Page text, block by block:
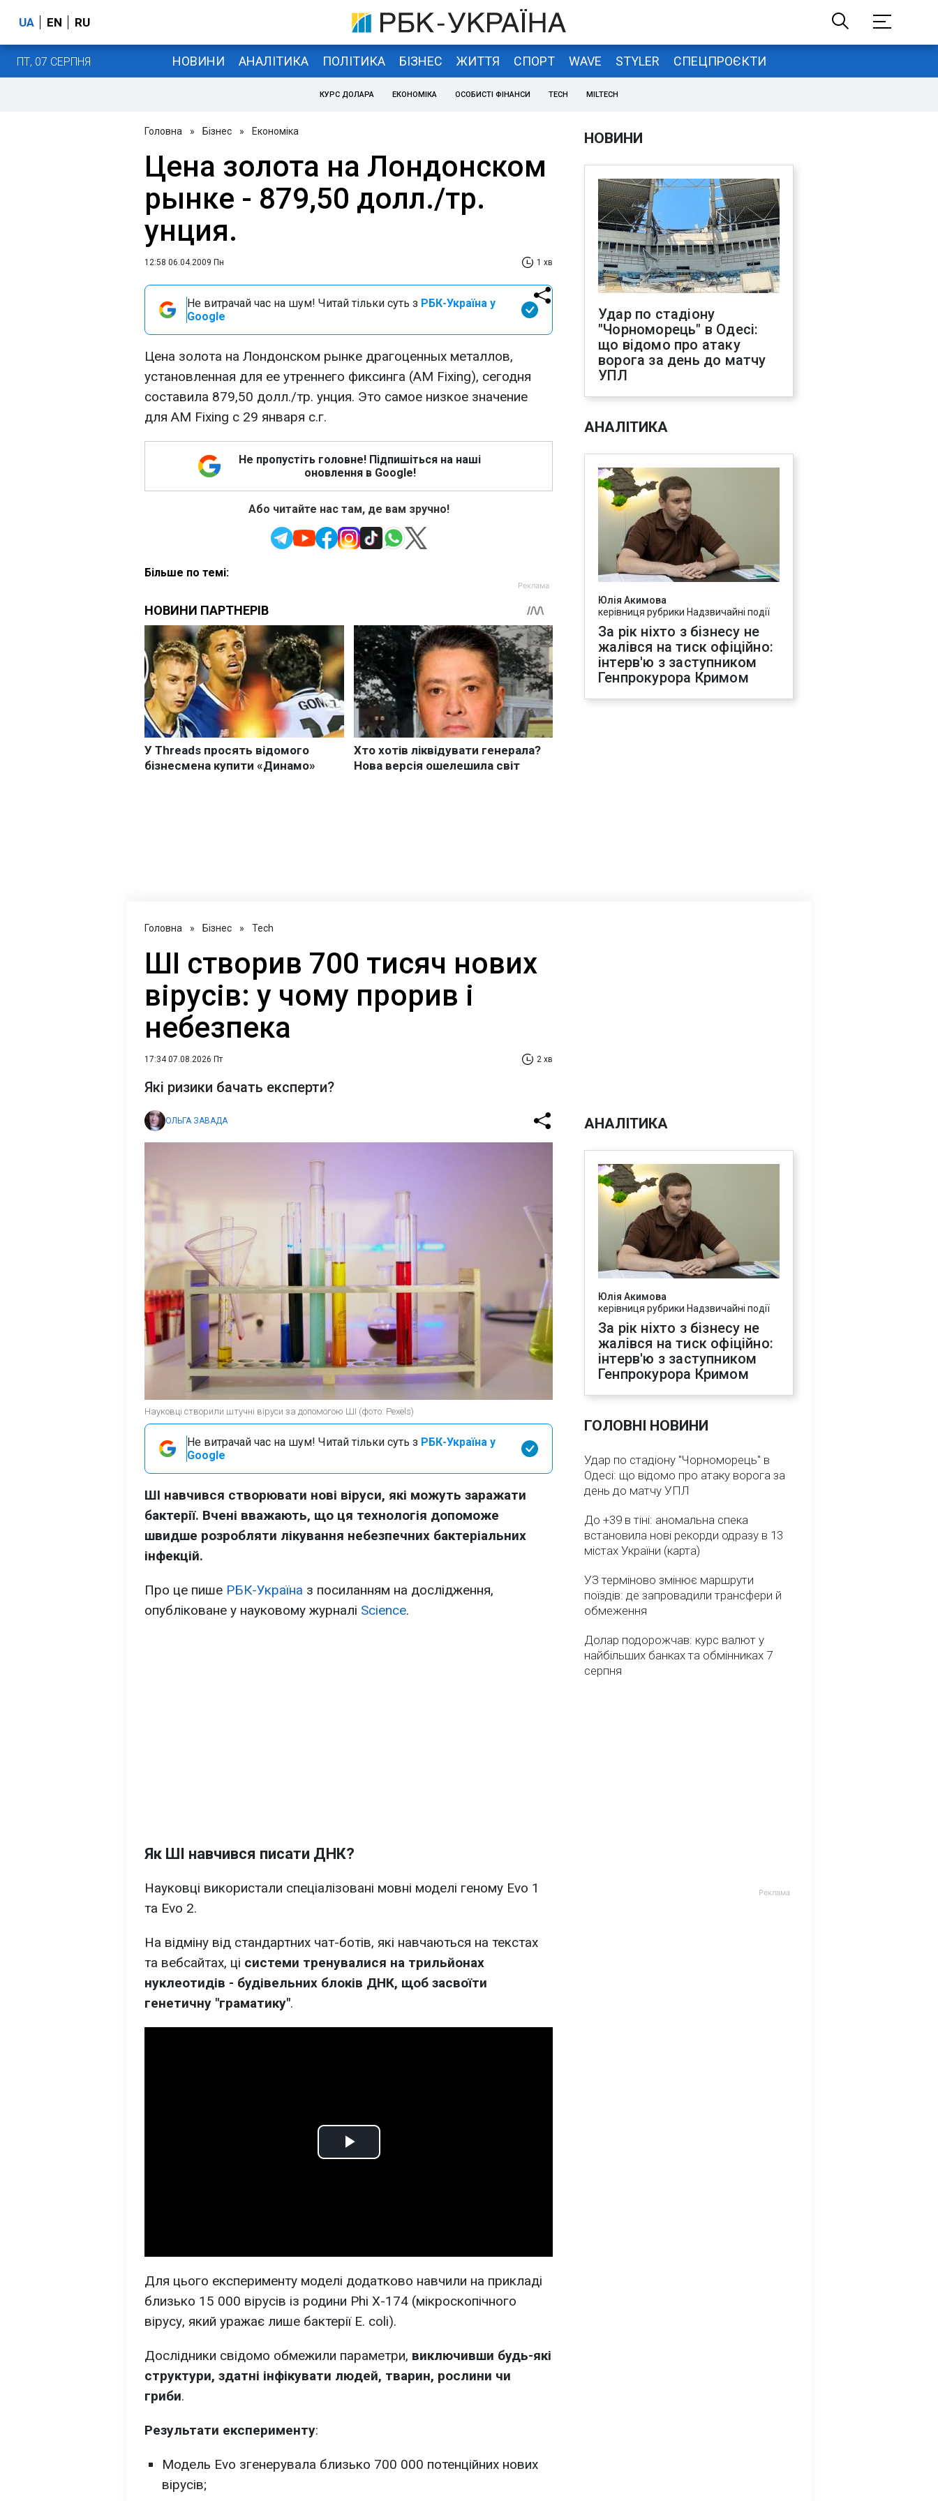
UA EN RU
ПТ, 07 СЕРПНЯ НОВИНИ АНАЛІТИКА ПОЛІТИКА БІЗНЕС ЖИТТЯ СПОРТ WAVE STYLER СПЕЦПРОЄКТИ
КУРС ДОЛАРА ЕКОНОМІКА ОСОБИСТІ ФІНАНСИ TECH MILTECH
Головна » Бізнес » Економіка
Цена золота на Лондонском
рынке - 879,50 долл./тр.
унция.
12:58 06.04.2009 Пн 1 хв
Не витрачай час на шум! Читай тільки суть з РБК-Україна у
Google
Цена золота на Лондонском рынке драгоценных металлов,
установленная для ее утреннего фиксинга (AM Fixing), сегодня
составила 879,50 долл./тр. унция. Это самое низкое значение
для AM Fixing с 29 января с.г.
Не пропустіть головне! Підпишіться на наші
оновлення в Google!
Або читайте нас там, де вам зручно!
Більше по темі:
НОВИНИ
Удар по стадіону
"Чорноморець" в Одесі:
що відомо про атаку
ворога за день до матчу
УПЛ
АНАЛІТИКА
Юлія Акимова
керівниця рубрики Надзвичайні події
За рік ніхто з бізнесу не
жалівся на тиск офіційно:
інтерв'ю з заступником
Генпрокурора Кримом
Головна » Бізнес » Tech
ШІ створив 700 тисяч нових
вірусів: у чому прорив і
небезпека
17:34 07.08.2026 Пт 2 хв
Які ризики бачать експерти?
ОЛЬГА ЗАВАДА
Науковці створили штучні віруси за допомогою ШІ (фото: Pexels)
Не витрачай час на шум! Читай тільки суть з РБК-Україна у
Google
ШІ навчився створювати нові віруси, які можуть заражати
бактерії. Вчені вважають, що ця технологія допоможе
швидше розробляти лікування небезпечних бактеріальних
інфекцій.
Про це пише РБК-Україна з посиланням на дослідження,
опубліковане у науковому журналі Science.
Як ШІ навчився писати ДНК?
Науковці використали спеціалізовані мовні моделі геному Evo 1
та Evo 2.
На відміну від стандартних чат-ботів, які навчаються на текстах
та вебсайтах, ці системи тренувалися на трильйонах
нуклеотидів - будівельних блоків ДНК, щоб засвоїти
генетичну "граматику".
Play
Для цього експерименту моделі додатково навчили на прикладі
близько 15 000 вірусів із родини Phi X-174 (мікроскопічного
вірусу, який уражає лише бактерії E. coli).
Дослідники свідомо обмежили параметри, виключивши будь-які
структури, здатні інфікувати людей, тварин, рослини чи
гриби.
Результати експерименту:
Модель Evo згенерувала близько 700 000 потенційних нових
вірусів;
АНАЛІТИКА
Юлія Акимова
керівниця рубрики Надзвичайні події
За рік ніхто з бізнесу не
жалівся на тиск офіційно:
інтерв'ю з заступником
Генпрокурора Кримом
ГОЛОВНІ НОВИНИ
Удар по стадіону "Чорноморець" в
Одесі: що відомо про атаку ворога за
день до матчу УПЛ
До +39 в тіні: аномальна спека
встановила нові рекорди одразу в 13
містах України (карта)
УЗ терміново змінює маршрути
поїздів: де запровадили трансфери й
обмеження
Долар подорожчав: курс валют у
найбільших банках та обмінниках 7
серпня